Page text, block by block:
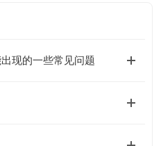
现的一些常见问题